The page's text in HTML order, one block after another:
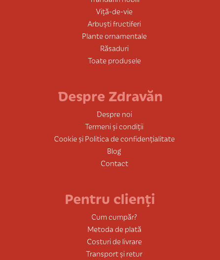
Viță-de-vie
Arbuști fructiferi
Plante ornamentale
Răsaduri
Toate produsele
Despre Zdravăn
Despre noi
Termeni și condiții
Cookie și Politica de confidențialitate
Blog
Contact
Pentru clienți
Cum cumpăr?
Metoda de plată
Costuri de livrare
Transport și retur